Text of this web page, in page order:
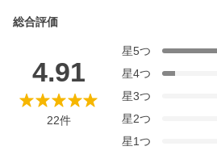
総合評価
4.91
22件
星5つ
星4つ
星3つ
星2つ
星1つ